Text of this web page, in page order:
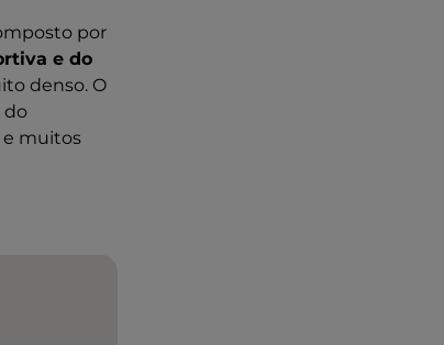
por
e do
denso. O
do
e muitos